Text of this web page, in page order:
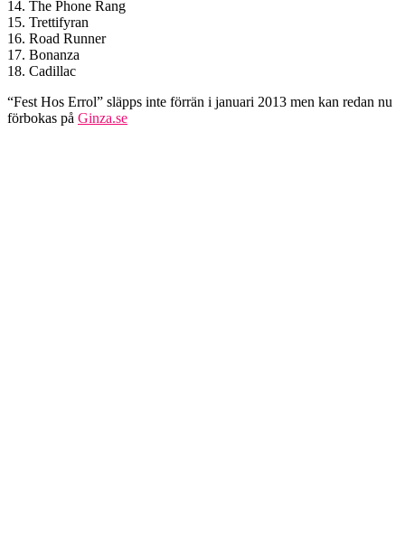
14. The Phone Rang
15. Trettifyran
16. Road Runner
17. Bonanza
18. Cadillac
“Fest Hos Errol” släpps inte förrän i januari 2013 men kan redan nu
förbokas på Ginza.se